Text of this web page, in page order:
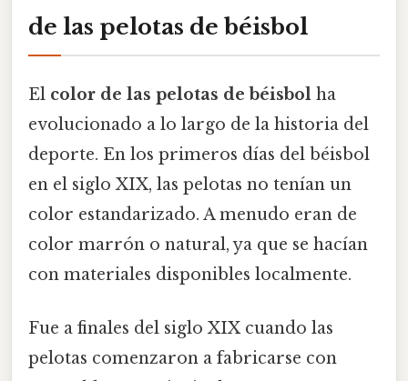
de las pelotas de béisbol
El color de las pelotas de béisbol ha
evolucionado a lo largo de la historia del
deporte. En los primeros días del béisbol
en el siglo XIX, las pelotas no tenían un
color estandarizado. A menudo eran de
color marrón o natural, ya que se hacían
con materiales disponibles localmente.
Fue a finales del siglo XIX cuando las
pelotas comenzaron a fabricarse con